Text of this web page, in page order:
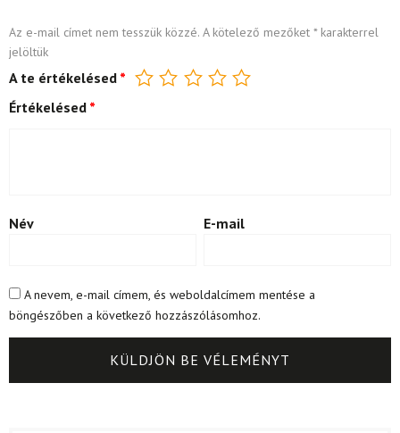
Az e-mail címet nem tesszük közzé. A kötelező mezőket *karakterrel
jelöltük
A te értékelésed *
Értékelésed *
Név E-mail
A nevem, e-mail címem, és weboldalcímem mentése a
böngészőben a következő hozzászólásomhoz.